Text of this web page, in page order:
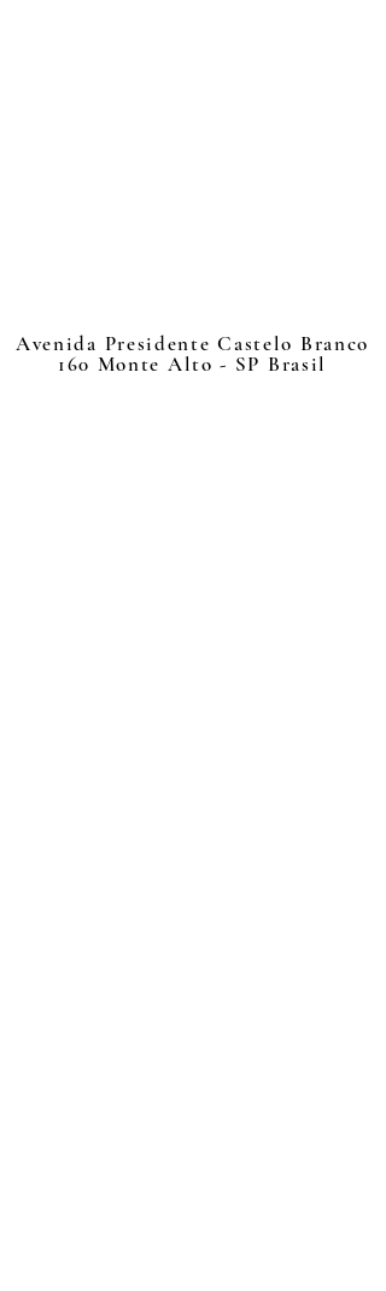
Avenida Presidente Castelo Branco
160 Monte Alto - SP Brasil